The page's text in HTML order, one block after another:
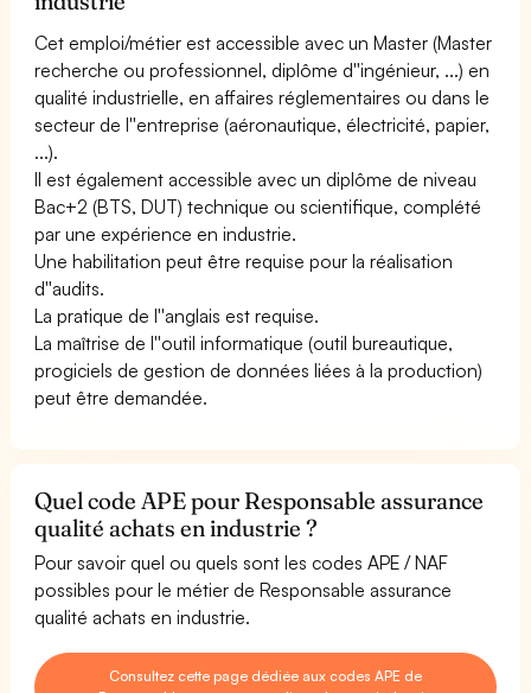
Cet emploi/métier est accessible avec un Master (Master
recherche ou professionnel, diplôme d''ingénieur, ...) en
qualité industrielle, en affaires réglementaires ou dans le
secteur de l''entreprise (aéronautique, électricité, papier,
...).
Il est également accessible avec un diplôme de niveau
Bac+2 (BTS, DUT) technique ou scientifique, complété
par une expérience en industrie.
Une habilitation peut être requise pour la réalisation
d''audits.
La pratique de l''anglais est requise.
La maîtrise de l''outil informatique (outil bureautique,
progiciels de gestion de données liées à la production)
peut être demandée.
Quel code APE pour Responsable assurance
qualité achats en industrie ?
Pour savoir quel ou quels sont les codes APE / NAF
possibles pour le métier de Responsable assurance
qualité achats en industrie.
Consultez cette page dédiée aux codes APE de